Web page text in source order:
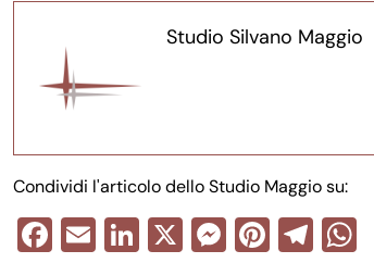
Studio Silvano Maggio
Condividi l'articolo dello Studio Maggio su:
F E Li X M Pi T